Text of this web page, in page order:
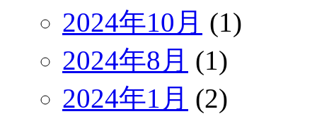
2024年10月 (1)
2024年8月 (1)
2024年1月 (2)